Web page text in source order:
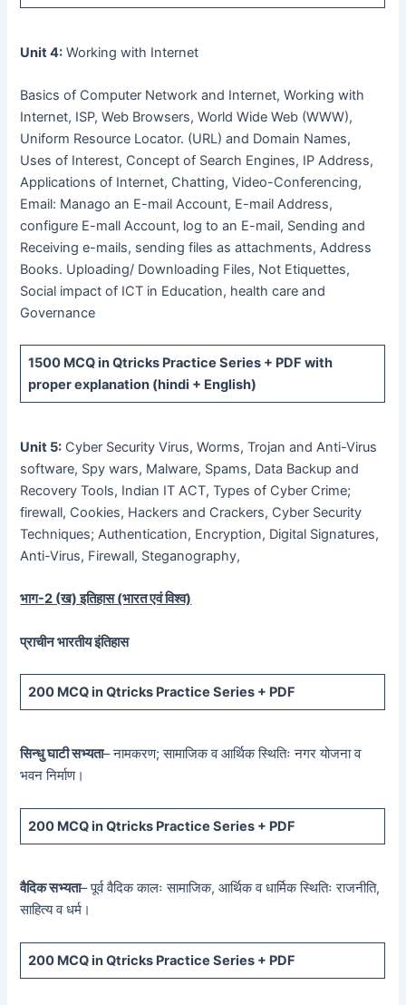
Unit 4: Working with Internet
Basics of Computer Network and Internet, Working with
Internet, ISP, Web Browsers, World Wide Web (WWW),
Uniform Resource Locator. (URL) and Domain Names,
Uses of Interest, Concept of Search Engines, IP Address,
Applications of Internet, Chatting, Video-Conferencing,
Email: Manago an E-mail Account, E-mail Address,
configure E-mall Account, log to an E-mail, Sending and
Receiving e-mails, sending files as attachments, Address
Books. Uploading/ Downloading Files, Not Etiquettes,
Social impact of ICT in Education, health care and
Governance
1500 MCQin Qtricks Practice Series + PDF with
proper explanation (hindi + English)
Unit 5: Cyber Security Virus, Worms, Trojan and Anti-Virus
software, Spy wars, Malware, Spams, Data Backup and
Recovery Tools, Indian IT ACT, Types of Cyber Crime;
firewall, Cookies, Hackers and Crackers, Cyber Security
Techniques; Authentication, Encryption, Digital Signatures,
Anti-Virus, Firewall, Steganography,
भाग-2 (ख) इतिहास (भारत एवं विश्व)
प्राचीन भारतीय इंतिहास
200 MCQin Qtricks Practice Series + PDF
सिन्धु घाटी सभ्यता– नामकरण; सामाजिक व आर्थिक स्थितिः नगर योजना व
भवन निर्माण।
200 MCQin Qtricks Practice Series + PDF
वैदिक सभ्यता– पूर्व वैदिक कालः सामाजिक, आर्थिक व धार्मिक स्थितिः राजनीति,
साहित्य व धर्म।
200 MCQin Qtricks Practice Series + PDF